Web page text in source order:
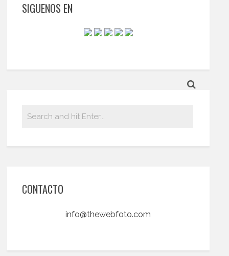
SIGUENOS EN
CONTACTO
info@thewebfoto.com